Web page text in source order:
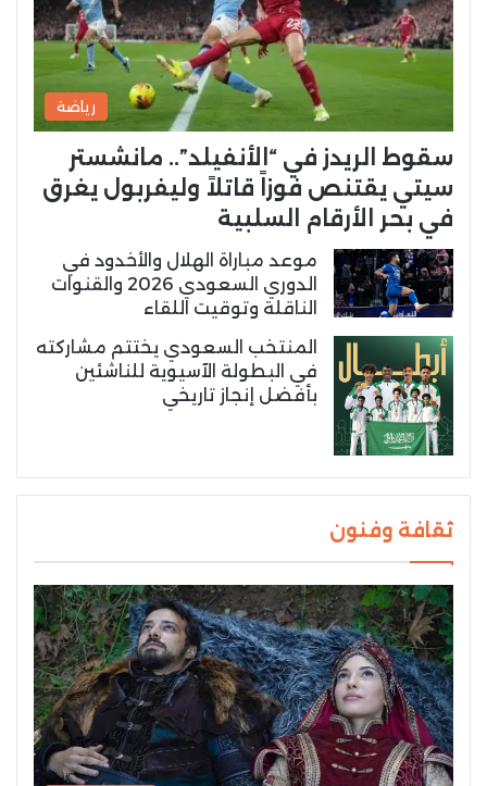
رياضة
سقوط الريدز في “الأنفيلد”.. مانشستر
سيتي يقتنص فوزاً قاتلاً وليفربول يغرق
في بحر الأرقام السلبية
موعد مباراة الهلال والأخدود في
الدوري السعودي 2026 والقنوات
الناقلة وتوقيت اللقاء
المنتخب السعودي يختتم مشاركته
في البطولة الآسيوية للناشئين
بأفضل إنجاز تاريخي
ثقافة وفنون